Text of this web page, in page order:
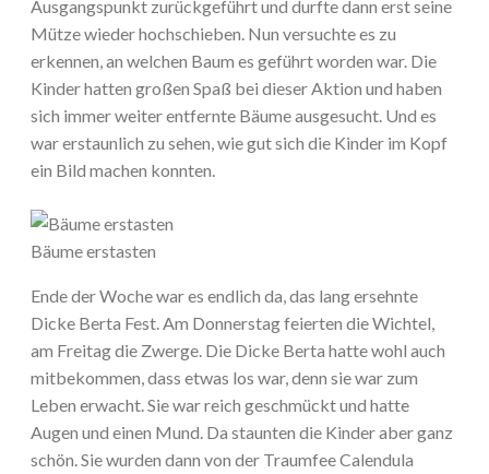
Ausgangspunkt zurückgeführt und durfte dann erst seine
Mütze wieder hochschieben. Nun versuchte es zu
erkennen, an welchen Baum es geführt worden war. Die
Kinder hatten großen Spaß bei dieser Aktion und haben
sich immer weiter entfernte Bäume ausgesucht. Und es
war erstaunlich zu sehen, wie gut sich die Kinder im Kopf
ein Bild machen konnten.
Bäume erstasten
Ende der Woche war es endlich da, das lang ersehnte
Dicke Berta Fest. Am Donnerstag feierten die Wichtel,
am Freitag die Zwerge. Die Dicke Berta hatte wohl auch
mitbekommen, dass etwas los war, denn sie war zum
Leben erwacht. Sie war reich geschmückt und hatte
Augen und einen Mund. Da staunten die Kinder aber ganz
schön. Sie wurden dann von der Traumfee Calendula